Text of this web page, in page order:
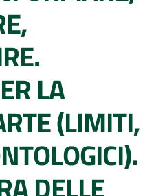
LA
(LIMITI,